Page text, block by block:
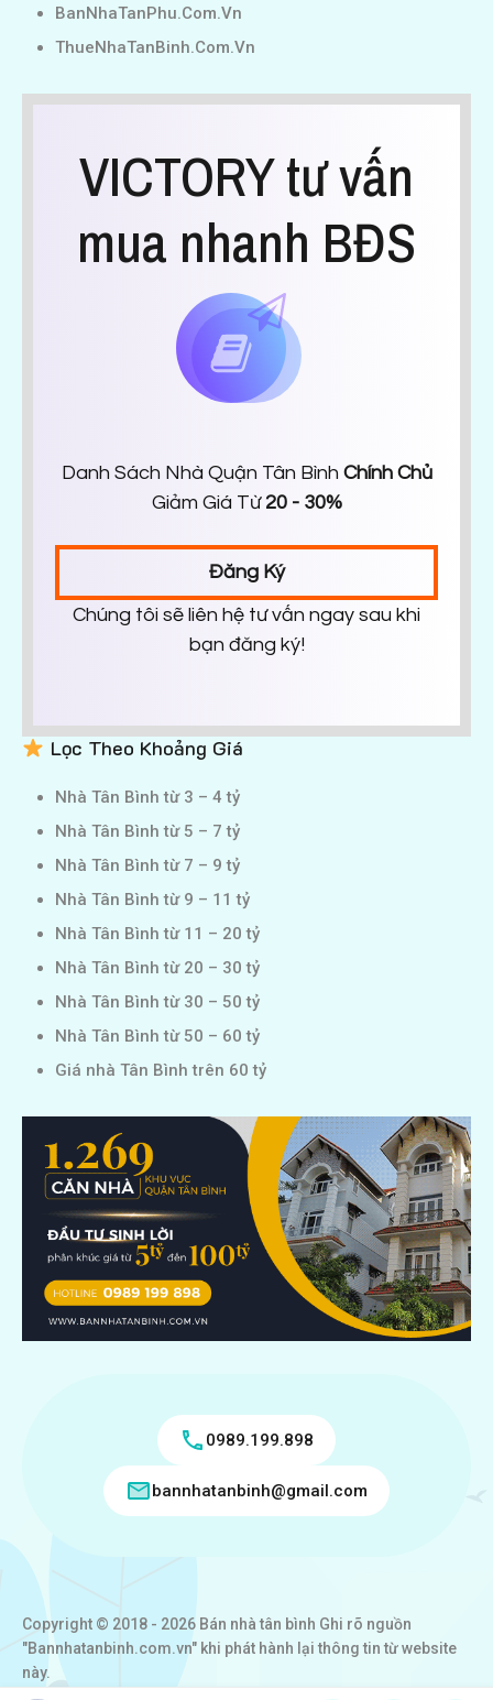
BanNhaTanPhu.Com.Vn
ThueNhaTanBinh.Com.Vn
VICTORY tư vấn
mua nhanh BĐS
Danh Sách Nhà Quận Tân Bình Chính Chủ
Giảm Giá Từ 20 - 30%
Đăng Ký
Chúng tôi sẽ liên hệ tư vấn ngay sau khi
bạn đăng ký!
Lọc Theo Khoảng Giá
Nhà Tân Bình từ 3 – 4 tỷ
Nhà Tân Bình từ 5 – 7 tỷ
Nhà Tân Bình từ 7 – 9 tỷ
Nhà Tân Bình từ 9 – 11 tỷ
Nhà Tân Bình từ 11 – 20 tỷ
Nhà Tân Bình từ 20 – 30 tỷ
Nhà Tân Bình từ 30 – 50 tỷ
Nhà Tân Bình từ 50 – 60 tỷ
Giá nhà Tân Bình trên 60 tỷ
0989.199.898
bannhatanbinh@gmail.com
Copyright © 2018 - 2026 Bán nhà tân bình Ghi rõ nguồn
"Bannhatanbinh.com.vn" khi phát hành lại thông tin từ website
này.